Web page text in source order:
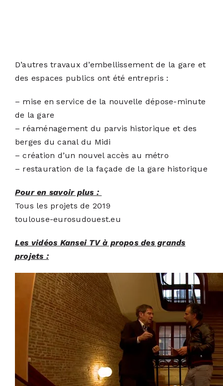
D’autres travaux d’embellissement de la gare et
des espaces publics ont été entrepris :
– mise en service de la nouvelle dépose-minute
de la gare
– réaménagement du parvis historique et des
berges du canal du Midi
– création d’un nouvel accès au métro
– restauration de la façade de la gare historique
Pour en savoir plus :
Tous les projets de 2019
toulouse-eurosudouest.eu
Les vidéos Kansei TV à propos des grands
projets :